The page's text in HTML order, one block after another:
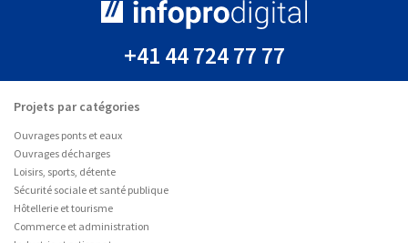
+41 44 724 77 77
Projets par catégories
Ouvrages ponts et eaux
Ouvrages décharges
Loisirs, sports, détente
Sécurité sociale et santé publique
Hôtellerie et tourisme
Commerce et administration